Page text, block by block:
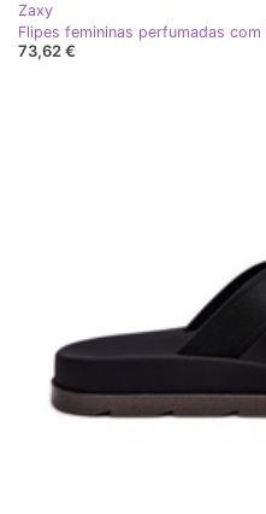
Zaxy
73,62 €